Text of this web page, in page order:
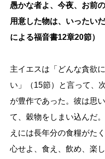
愚かな者よ、今夜、お前
用意した物は、いったい
による福音書12章20節）
主イエスは「どんな貪欲
い」（15節）と言って、
が豊作であった。彼は思
て、穀物をしまい込んだ
えには長年分の食糧がた
心せよ、食え、飲め、楽